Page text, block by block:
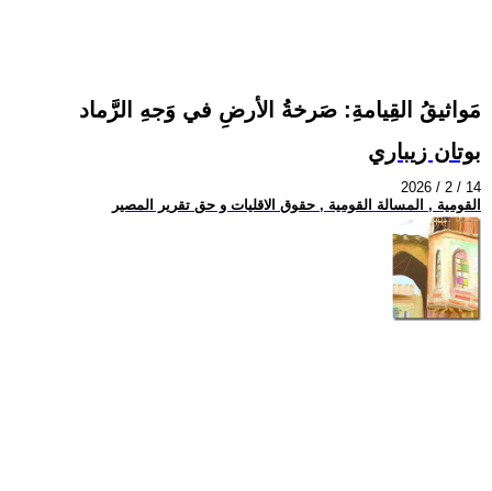
مَواثيقُ القِيامةِ: صَرخةُ الأرضِ في وَجهِ الرَّماد
بوتان زيباري
2026 / 2 / 14
القومية , المسالة القومية , حقوق الاقليات و حق تقرير المصير